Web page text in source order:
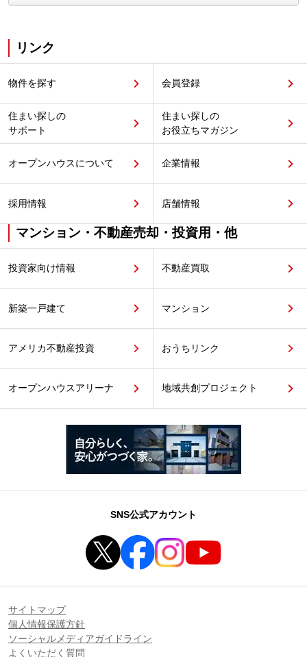
リンク
物件を探す 会員登録
住まい探しの
サポート
住まい探しの
お役立ちマガジン
オープンハウスについて 企業情報
採用情報 店舗情報
マンション・不動産売却・投資用・他
投資家向け情報 不動産買取
新築一戸建て マンション
アメリカ不動産投資 おうちリンク
オープンハウスアリーナ 地域共創プロジェクト
SNS公式アカウント
サイトマップ
個人情報保護方針
ソーシャルメディアガイドライン
よくいただく質問